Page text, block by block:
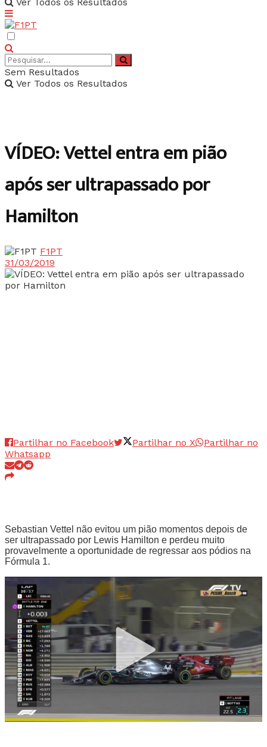
Sem Resultados
Ver Todos os Resultados
VÍDEO: Vettel entra em pião
após ser ultrapassado por
Hamilton
F1PT
31/03/2019
Partilhar no Facebook Partilhar no X
Partilhar no
Whatsapp
Sebastian Vettel não evitou um pião momentos depois de
ser ultrapassado por Lewis Hamilton e perdeu muito
provavelmente a oportunidade de regressar aos pódios na
Fórmula 1.